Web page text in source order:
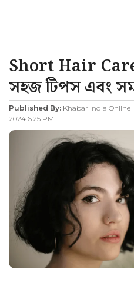
Short Hair
সহজ টিপস এবং
Published By: Khabar India Online |
2024 6:25 PM